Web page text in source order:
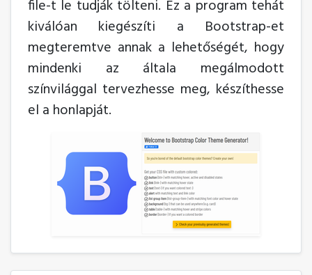
file-t le tudják tölteni. Ez a program tehát
kiválóan kiegészíti a Bootstrap-et
megteremtve annak a lehetőségét, hogy
mindenki az általa megálmodott
színvilággal tervezhesse meg, készíthesse
el a honlapját.